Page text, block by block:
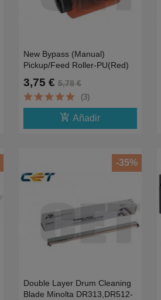
New Bypass (Manual)
Pickup/Feed Roller-PU(Red)
3,75 € 5,78 €
(3)
add_shopping_cart Añadir
Double Layer Drum Cleaning
Blade Minolta DR313,DR512-
-35%